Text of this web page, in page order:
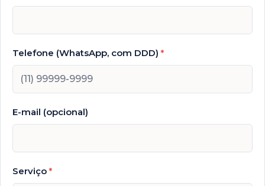
Telefone (WhatsApp, com DDD) *
E-mail (opcional)
Serviço *